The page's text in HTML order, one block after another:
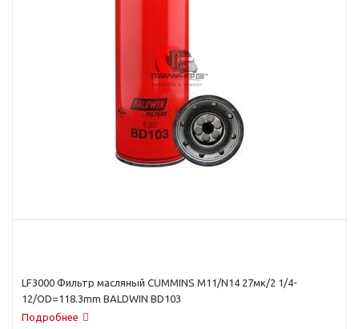
LF3000 Фильтр масляный CUMMINS M11/N14 27мк/2 1/4-
12/OD=118.3mm BALDWIN BD103
Подробнее